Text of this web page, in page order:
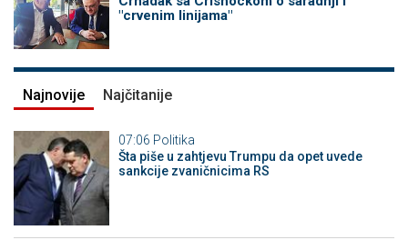
"crvenim linijama"
Najnovije Najčitanije
07:06 Politika
Šta piše u zahtjevu Trumpu da opet uvede
sankcije zvaničnicima RS